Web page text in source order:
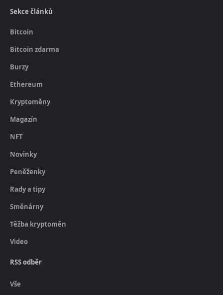
Sekce článků
Bitcoin
Bitcoin zdarma
Burzy
Ethereum
Kryptoměny
Magazín
NFT
Novinky
Peněženky
Rady a tipy
Směnárny
Těžba kryptoměn
Video
RSS odběr
Vše